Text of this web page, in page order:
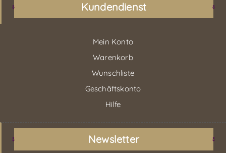
Kundendienst
Mein Konto
Warenkorb
Wunschliste
Geschäftskonto
Hilfe
Newsletter